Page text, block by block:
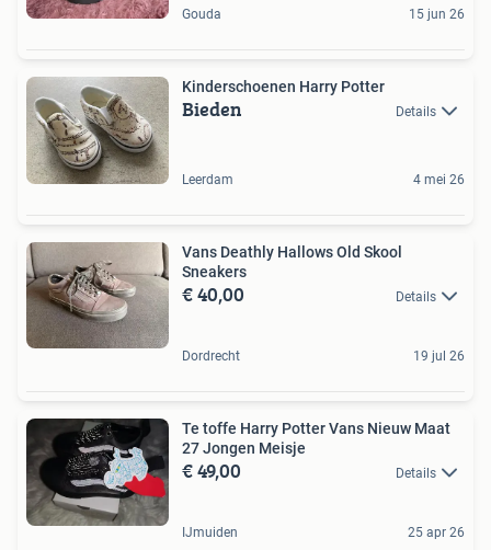
Gouda 15 jun 26
Kinderschoenen Harry Potter
Bieden Details
Leerdam 4 mei 26
Vans Deathly Hallows Old Skool
Sneakers
€ 40,00 Details
Dordrecht 19 jul 26
Te toffe Harry Potter Vans Nieuw Maat
27 Jongen Meisje
€ 49,00 Details
IJmuiden 25 apr 26